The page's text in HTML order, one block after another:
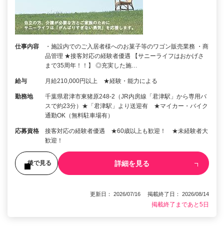
仕事内容
・施設内でのご入居者様へのお菓子等のワゴン販売業務 ・商
品管理 ★接客対応の経験者優遇 【サニーライフはおかげさ
まで35周年！！】 ◎充実した施…
給与 月給210,000円以上 ★経験・能力による
勤務地
千葉県君津市東猪原248-2（JR内房線「君津駅」から専用バ
スで約23分）★「君津駅」より送迎有 ★マイカー・バイク
通勤OK（無料駐車場有）
応募資格
接客対応の経験者優遇 ★60歳以上も歓迎！ ★未経験者大
歓迎！
後で見る 詳細を見る
更新日： 2026/07/16 掲載終了日： 2026/08/14
掲載終了まであと5日